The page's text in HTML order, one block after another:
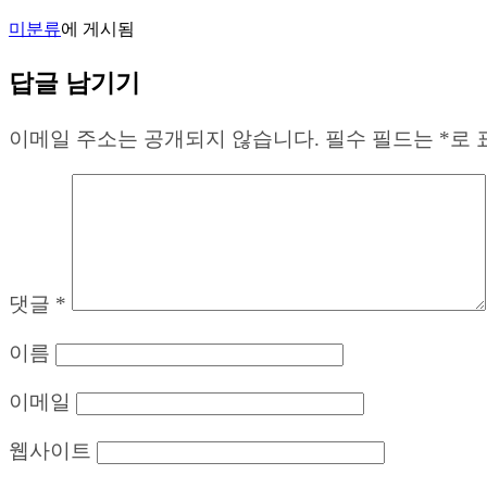
미분류에 게시됨
답글 남기기
이메일 주소는 공개되지 않습니다. 필수 필드는 *로
댓글 *
이름
이메일
웹사이트